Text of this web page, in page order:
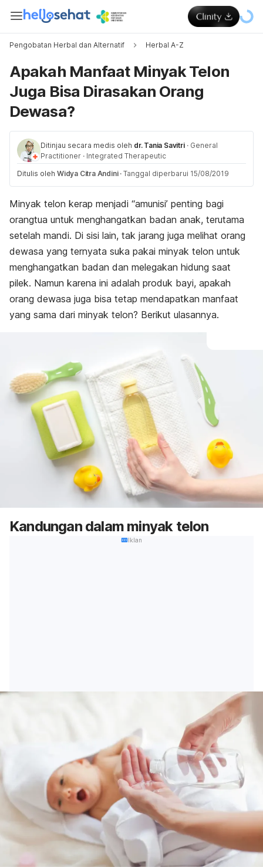
Pengobatan Herbal dan Alternatif Herbal A-Z
Apakah Manfaat Minyak Telon
Juga Bisa Dirasakan Orang
Dewasa?
Ditinjau secara medis oleh dr. Tania Savitri · General
Practitioner · Integrated Therapeutic
Ditulis oleh Widya Citra Andini · Tanggal diperbarui 15/08/2019
Minyak telon kerap menjadi “amunisi’ penting bagi
orangtua untuk menghangatkan badan anak, terutama
setelah mandi. Di sisi lain, tak jarang juga melihat orang
dewasa yang ternyata suka pakai minyak telon untuk
menghangatkan badan dan melegakan hidung saat
pilek. Namun karena ini adalah produk bayi, apakah
orang dewasa juga bisa tetap mendapatkan manfaat
yang sama dari minyak telon? Berikut ulasannya.
Kandungan dalam minyak telon
Iklan